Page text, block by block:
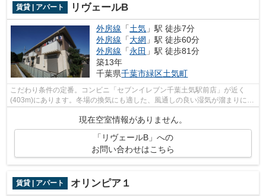
賃貸 | アパート リヴェールB
外房線 「土気 」駅 徒歩7分
外房線 「大網 」駅 徒歩60分
外房線 「永田 」駅 徒歩81分
築13年
千葉県千葉市緑区土気町
こだわり条件の定番。コンビニ「セブンイレブン千葉土気駅前店」が近く
(403m)にあります。冬場の換気にも適した、風通しの良い湿気が溜まりにく
いアパートです。忙しいあなたの時間を...
現在空室情報がありません。
「リヴェールB」への
お問い合わせはこちら
賃貸 | アパート オリンピア１